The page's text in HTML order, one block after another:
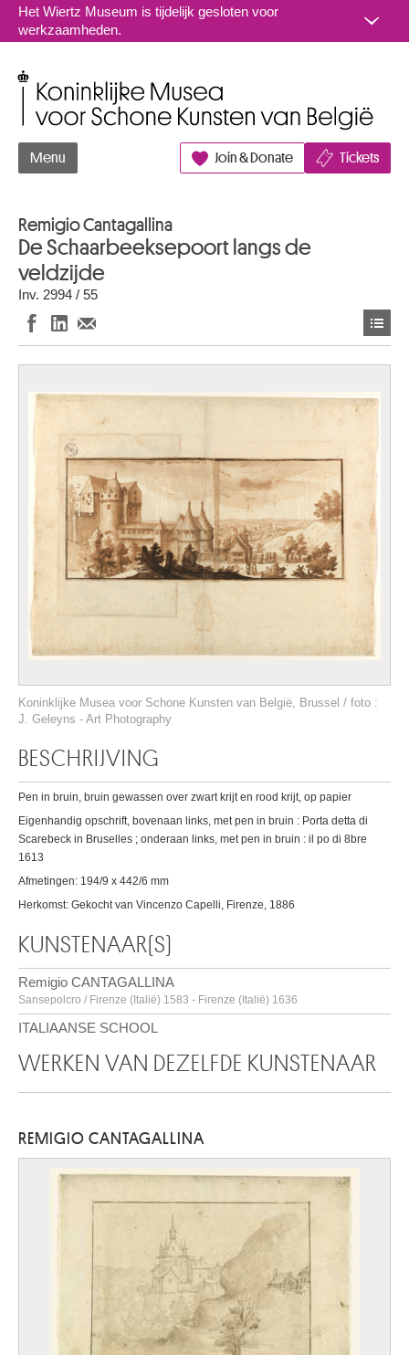
Naar inhoud
Het Wiertz Museum is tijdelijk gesloten voor
werkzaamheden.
Menu Join & Donate Tickets
Remigio Cantagallina
De Schaarbeeksepoort langs de
veldzijde
Inv. 2994 / 55
Koninklijke Musea voor Schone Kunsten van België, Brussel / foto :
J. Geleyns - Art Photography
BESCHRIJVING
Pen in bruin, bruin gewassen over zwart krijt en rood krijt, op papier
Eigenhandig opschrift, bovenaan links, met pen in bruin : Porta detta di
Scarebeck in Bruselles ; onderaan links, met pen in bruin : il po di 8bre
1613
Afmetingen: 194/9 x 442/6 mm
Herkomst: Gekocht van Vincenzo Capelli, Firenze, 1886
KUNSTENAAR(S)
Remigio CANTAGALLINA
Sansepolcro / Firenze (Italië) 1583 - Firenze (Italië) 1636
ITALIAANSE SCHOOL
WERKEN VAN DEZELFDE KUNSTENAAR
REMIGIO CANTAGALLINA